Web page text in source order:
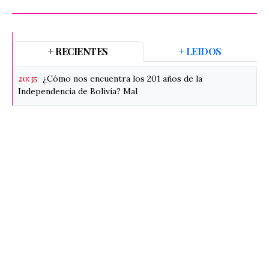
+ RECIENTES + LEIDOS
20:35 ¿Cómo nos encuentra los 201 años de la
Independencia de Bolivia? Mal